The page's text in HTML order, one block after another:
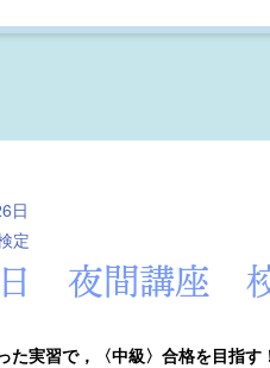
日
定
日 夜間講座
た実習で，〈中級〉合格を目指す